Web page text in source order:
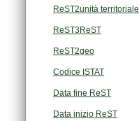
ReST2unità territoriale
ReST3ReST
ReST2geo
Codice ISTAT
Data fine ReST
Data inizio ReST